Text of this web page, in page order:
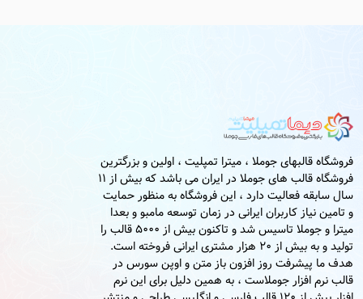
فروشگاه قالبهای جوملا ، میترا تمپلیت ، اولین و بزرگترین
فروشگاه قالب های جوملا در ایران می باشد که بیش از 11
سال سابقه فعالیت دارد ، این فروشگاه به منظور حمایت
و تامین نیاز کاربران ایرانی در زمان توسعه مامبو و بعدا
میترا و جوملا تاسیس شد و تاکنون بیش از 5000 قالب را
تولید و به بیش از 20 هزار مشتری ایرانی فروخته است.
هدف ما پیشرفت روز افزون باز متن و اوپن سورس در
قالب نرم افزار جوملاست ، به همین دلیل برای این نرم